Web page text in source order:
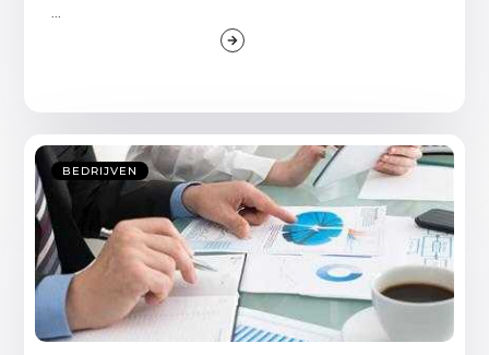
...
BEDRIJVEN